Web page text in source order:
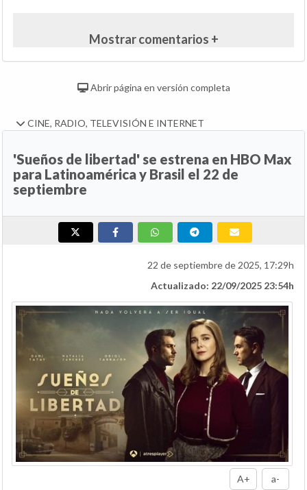
Mostrar comentarios +
Abrir página en versión completa
CINE, RADIO, TELEVISIÓN E INTERNET
'Sueños de libertad' se estrena en HBO Max
para Latinoamérica y Brasil el 22 de
septiembre
22 de septiembre de 2025, 17:29h
Actualizado: 22/09/2025 23:54h
A+ a-